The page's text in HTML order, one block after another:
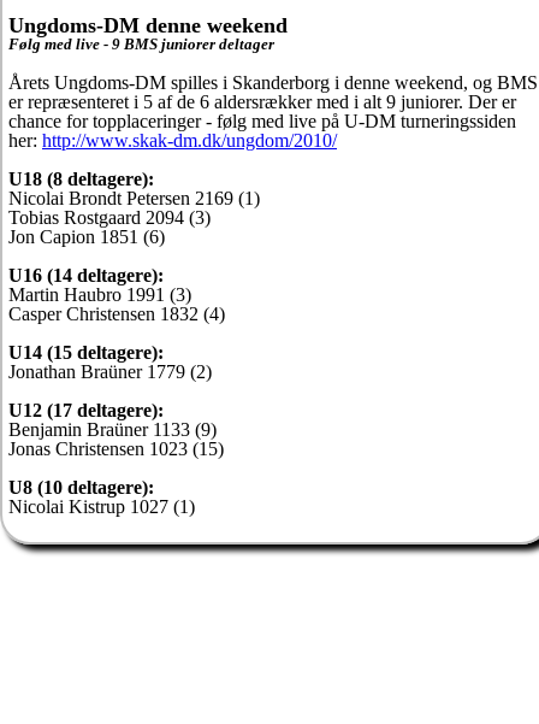
Ungdoms-DM denne weekend
Følg med live - 9 BMS juniorer deltager
Årets Ungdoms-DM spilles i Skanderborg i denne weekend, og BMS
er repræsenteret i 5 af de 6 aldersrækker med i alt 9 juniorer. Der er
chance for topplaceringer - følg med live på U-DM turneringssiden
her: http://www.skak-dm.dk/ungdom/2010/
U18 (8 deltagere):
Nicolai Brondt Petersen 2169 (1)
Tobias Rostgaard 2094 (3)
Jon Capion 1851 (6)
U16 (14 deltagere):
Martin Haubro 1991 (3)
Casper Christensen 1832 (4)
U14 (15 deltagere):
Jonathan Braüner 1779 (2)
U12 (17 deltagere):
Benjamin Braüner 1133 (9)
Jonas Christensen 1023 (15)
U8 (10 deltagere):
Nicolai Kistrup 1027 (1)